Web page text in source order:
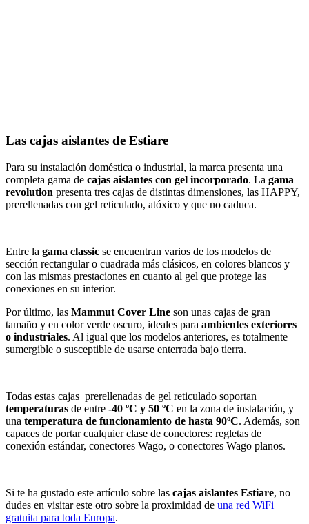
Las cajas aislantes de Estiare
​Para su instalación doméstica o industrial, la marca presenta una
completa gama de cajas aislantes con gel incorporado. La gama
revolution presenta tres cajas de distintas dimensiones, las HAPPY,
prerellenadas con gel reticulado, atóxico y que no caduca.
Entre la gama classic se encuentran varios de los modelos de
sección rectangular o cuadrada más clásicos, en colores blancos y
con las mismas prestaciones en cuanto al gel que protege las
conexiones en su interior.
Por último, las Mammut Cover Line son unas cajas de gran
tamaño y en color verde oscuro, ideales para ambientes exteriores
o industriales. Al igual que los modelos anteriores, es totalmente
sumergible o susceptible de usarse enterrada bajo tierra.
Todas estas cajas prerellenadas de gel reticulado soportan
temperaturas de entre -40 ºC y 50 ºC en la zona de instalación, y
una temperatura de funcionamiento de hasta 90ºC. Además, son
capaces de portar cualquier clase de conectores: regletas de
conexión estándar, conectores Wago, o conectores Wago planos.
Si te ha gustado este artículo sobre las cajas aislantes Estiare, no
dudes en visitar este otro sobre la proximidad de una red WiFi
gratuita para toda Europa.